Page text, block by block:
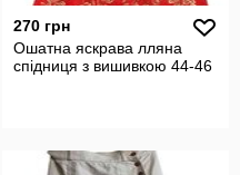
270 грн
Ошатна яскрава лляна
спідниця з вишивкою 44-46